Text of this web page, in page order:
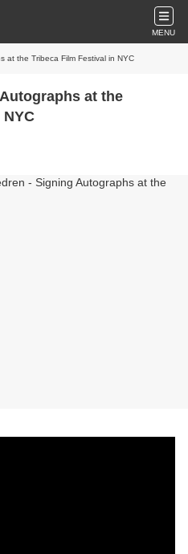
MENU
at the Tribeca Film Festival in NYC
at the